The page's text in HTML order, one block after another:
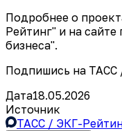
Подробнее о
Рейтинг" и на
бизнеса".
Подпишись на ТАСС
Дата18.05.2026
Источник
ТАСС / ЭКГ-